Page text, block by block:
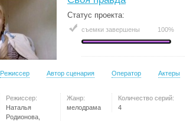
Статус проекта:
съемки завершены 100%
Режиссер Автор сценария Оператор Актеры
Режиссер:
Наталья
Родионова,
Жанр:
мелодрама
Количество серий:
4